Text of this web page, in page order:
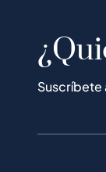
Suscríbete